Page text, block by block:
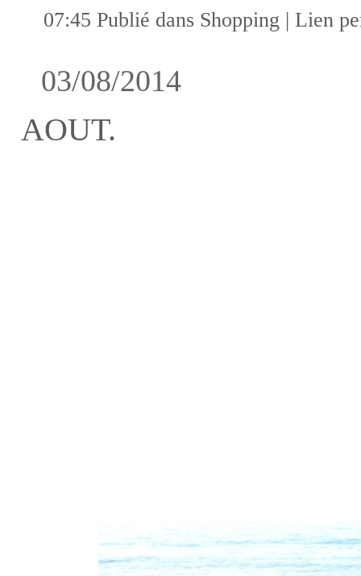
07:45 Publié dans Shopping | Lien
03/08/2014
AOUT.